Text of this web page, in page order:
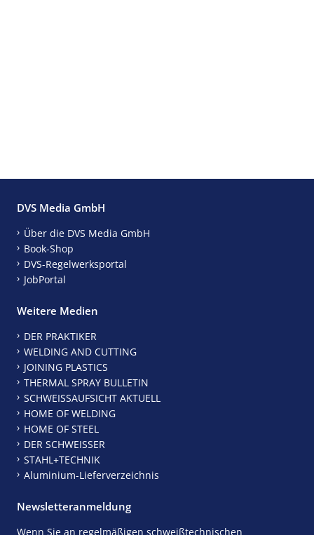
DVS Media GmbH
Über die DVS Media GmbH
Book-Shop
DVS-Regelwerksportal
JobPortal
Weitere Medien
DER PRAKTIKER
WELDING AND CUTTING
JOINING PLASTICS
THERMAL SPRAY BULLETIN
SCHWEISSAUFSICHT AKTUELL
HOME OF WELDING
HOME OF STEEL
DER SCHWEISSER
STAHL+TECHNIK
Aluminium-Lieferverzeichnis
Newsletteranmeldung
Wenn Sie an regelmäßigen schweißtechnischen